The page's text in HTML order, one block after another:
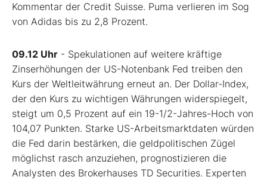
Kommentar der Credit Suisse. Puma verlieren im Sog
von Adidas bis zu 2,8 Prozent.
09.12 Uhr - Spekulationen auf weitere kräftige
Zinserhöhungen der US-Notenbank Fed treiben den
Kurs der Weltleitwährung erneut an. Der Dollar-Index,
der den Kurs zu wichtigen Währungen widerspiegelt,
steigt um 0,5 Prozent auf ein 19-1/2-Jahres-Hoch von
104,07 Punkten. Starke US-Arbeitsmarktdaten würden
die Fed darin bestärken, die geldpolitischen Zügel
möglichst rasch anzuziehen, prognostizieren die
Analysten des Brokerhauses TD Securities. Experten